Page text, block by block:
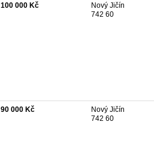
100 000 Kč
Nový Jičín
742 60
90 000 Kč
Nový Jičín
742 60